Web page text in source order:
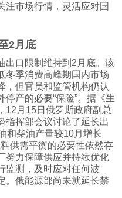
注市场行情，灵活应对国
2月底
出口限制维持到2月底。该
冬季消费高峰期国内市场
，但官员和监管机构仍认
产的必要“保险”。据《生
12月15日俄罗斯政府副总
指挥部会议讨论了延长出
和柴油产量较10月增长
供需平衡的必要性依然存
努力保障供应并持续优化
监测，及时应对任何波
。俄能源部尚未就延长禁